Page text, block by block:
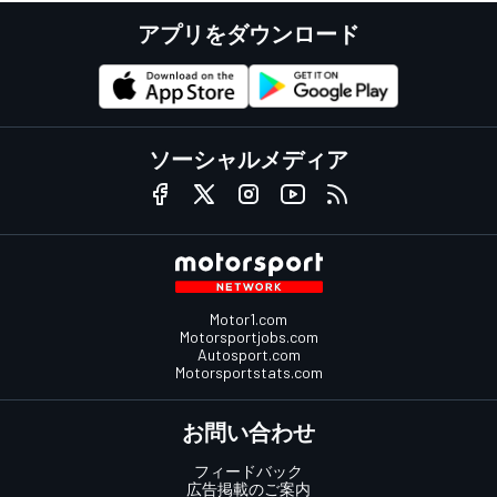
アプリをダウンロード
ソーシャルメディア
Motor1.com
Motorsportjobs.com
Autosport.com
Motorsportstats.com
お問い合わせ
フィードバック
広告掲載のご案内